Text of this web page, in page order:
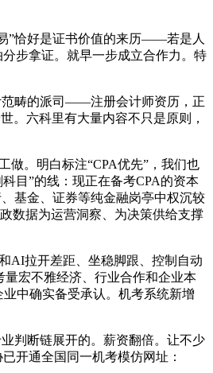
”恰好是证书价值的来历——若是人
步拿证。就早一步成立合作力。特
范畴的派司——注册会计师资历，正
。六科里有大量内容不只是原则，
。明白标注“CPA优先”，我们也
目”的线：现正在备考CPA的资本
基金、证券等纯金融岗亭中权沉较
数据为运营洞察、为决策供给支撑
AI拉开差距、坐稳脚跟、控制自动
宏不雅经济、行业合作和企业本
中确实备受承认。机考系统新增
判断链展开的。薪资翻倍。让不少
开通全国同一机考模仿网址：